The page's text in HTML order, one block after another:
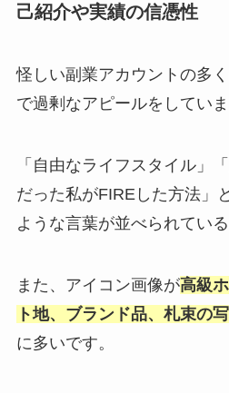
己紹介や実績の信憑性
怪しい副業アカウントの多
で過剰なアピールをしていま
「自由なライフスタイル」
だった私がFIREした方法」
ような言葉が並べられてい
また、アイコン画像が高級
ト地、ブランド品、札束の
に多いです。